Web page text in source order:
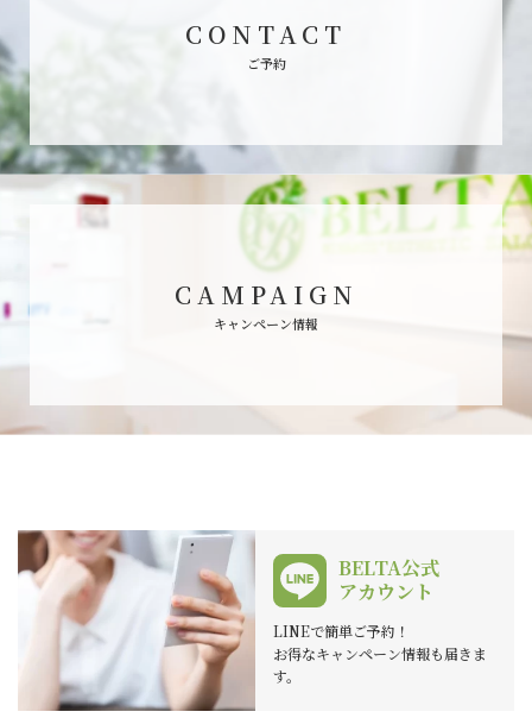
CONTACT
ご予約
CAMPAIGN
キャンペーン情報
BELTA公式
アカウント
LINEで簡単ご予約！
お得なキャンペーン情報も届きま
す。